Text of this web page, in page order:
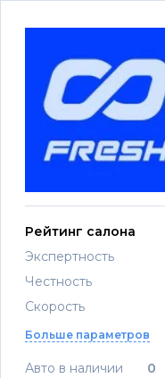
Рейтинг салона
Экспертность
Честность
Скорость
Больше параметров
Авто в наличии 0